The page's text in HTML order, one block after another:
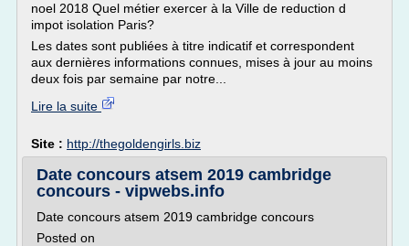
noel 2018 Quel métier exercer à la Ville de reduction d
impot isolation Paris?
Les dates sont publiées à titre indicatif et correspondent
aux dernières informations connues, mises à jour au moins
deux fois par semaine par notre...
Lire la suite
Site : http://thegoldengirls.biz
Date concours atsem 2019 cambridge
concours - vipwebs.info
Date concours atsem 2019 cambridge concours
Posted on